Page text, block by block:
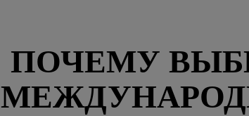
ПОЧЕМУ